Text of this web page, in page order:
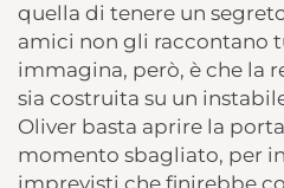
quella di tenere un
amici non gli raccontano
immagina, però, è che la
sia costruita su un
Oliver basta aprire la
momento sbagliato, per